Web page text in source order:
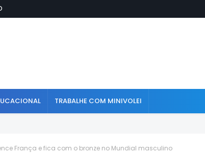
TRABALHE COM MINIVOLEI
França e fica com o bronze no Mundial masculino